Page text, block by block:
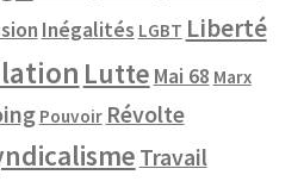
Inégalités LGBT Liberté
Lutte Mai 68 Marx
Pouvoir Révolte
Travail